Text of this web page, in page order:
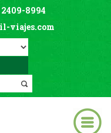
2409-8994
viajes.com